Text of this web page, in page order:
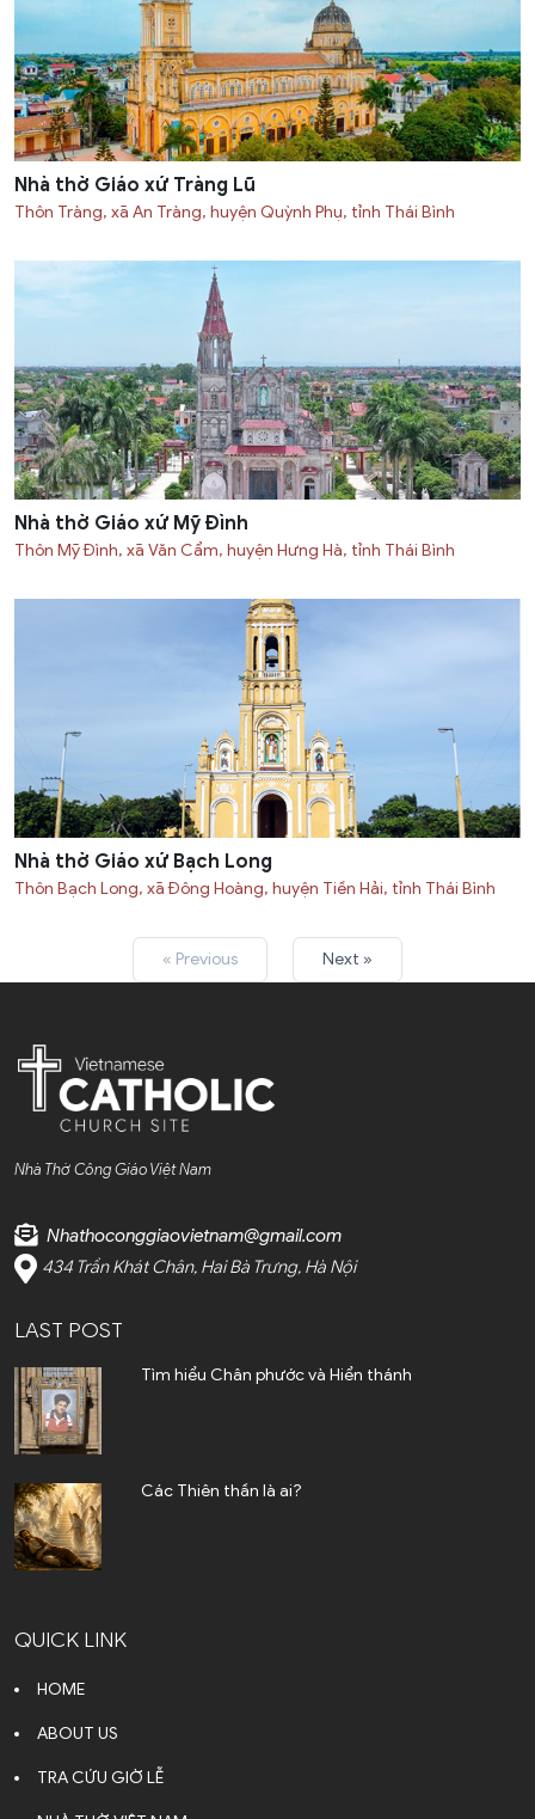
Nhà thờ Giáo xứ Tràng Lũ
Thôn Tràng, xã An Tràng, huyện Quỳnh Phụ, tỉnh Thái Bình
Nhà thờ Giáo xứ Mỹ Đình
Thôn Mỹ Đình, xã Văn Cẩm, huyện Hưng Hà, tỉnh Thái Bình
Nhà thờ Giáo xứ Bạch Long
Thôn Bạch Long, xã Đông Hoàng, huyện Tiền Hải, tỉnh Thái Bình
« Previous Next »
Nhà Thờ Công Giáo Việt Nam
Nhathoconggiaovietnam@gmail.com
434 Trần Khát Chân, Hai Bà Trưng, Hà Nội
LAST POST
Tìm hiểu Chân phước và Hiển thánh
Các Thiên thần là ai?
QUICK LINK
HOME
ABOUT US
TRA CỨU GIỜ LỄ